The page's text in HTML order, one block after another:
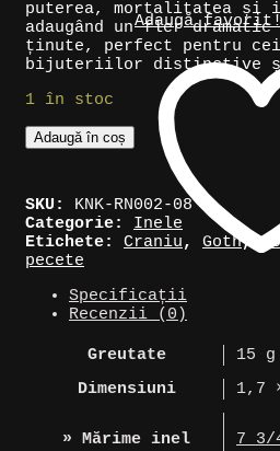
puterea, mortalitatea și
adaugând un fler
ținute, perfect pentru
bijuteriilor distinctive și
1 în stoc
Cantitate
Inel
pecete
în
formă
de
Adaugă în coș
Adaugă
SKU: KNK-RN002-08
Categorie: Inele
Etichete: Craniu, Goth,
pecete
Specificații
Recenzii (0)
Greutate
15 g
Dimensiuni
1,7
» Mărime inel 7 3/